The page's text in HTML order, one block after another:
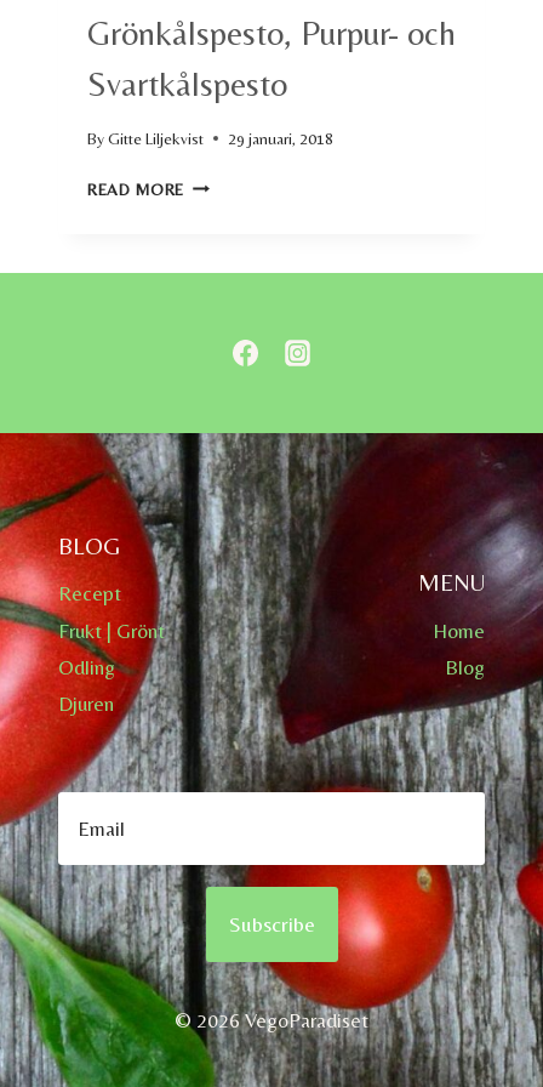
Grönkålspesto, Purpur- och
Svartkålspesto
ByGitte Liljekvist 29 januari, 2018
READ MORE GRÖNKÅLSPESTO,
BLOG
Recept
Frukt | Grönt
Odling
Djuren
MENU
Home
Blog
© 2026 VegoParadiset
Subscribe